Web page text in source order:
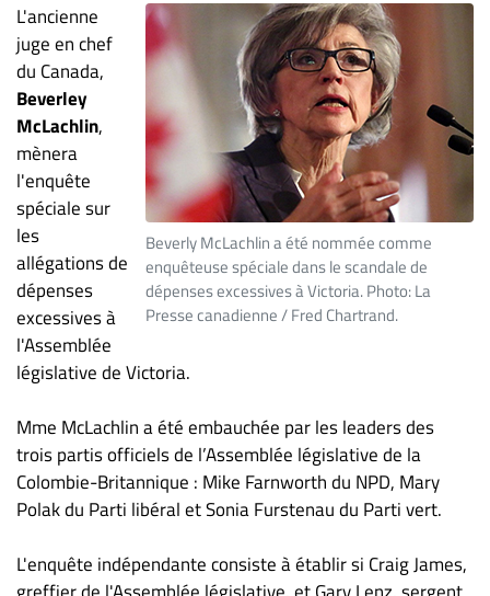
Formation
Continue
Métiers
Scoop?
CABINETS
ET
ENTREPRISES
entreprises
Page
entreprises
Publier
emploi
Publicité
Solutions de
recrutements
TROUVEZ-
Beverly McLachlin a été nommée comme
enquêteuse spéciale dans le scandale de
dépenses excessives à Victoria. Photo: La
Presse canadienne / Fred Chartrand.
L'ancienne
juge en chef
du Canada,
Beverley
McLachlin,
mènera
l'enquête
spéciale sur
les
allégations de
dépenses
excessives à
l'Assemblée
législative de Victoria.
Mme McLachlin a été embauchée par les leaders des
trois partis officiels de l’Assemblée législative de la
Colombie-Britannique : Mike Farnworth du NPD, Mary
Polak du Parti libéral et Sonia Furstenau du Parti vert.
L'enquête indépendante consiste à établir si Craig James,